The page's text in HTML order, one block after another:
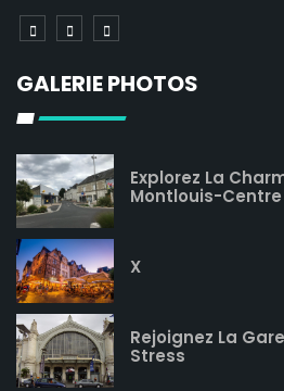
GALERIE PHOTOS
Explorez La
Montlouis-Centre
X
Rejoignez La
Stress